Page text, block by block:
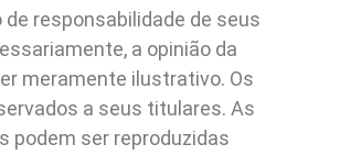
responsabilidade de seus
a opinião da
meramente ilustrativo. Os
a seus titulares. As
podem ser reproduzidas